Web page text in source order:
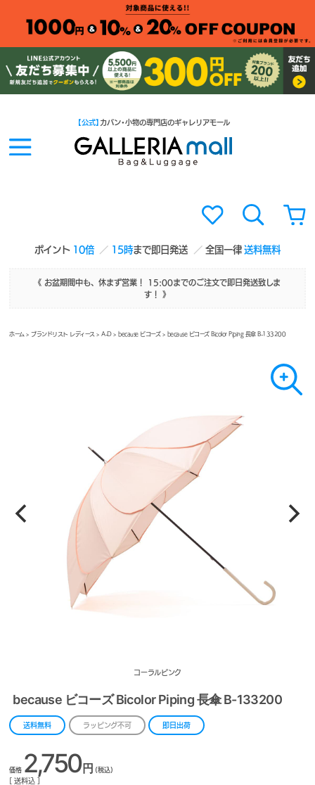
ポイント 10倍 15時まで即日発送 全国一律送料無料
【公式】 カバン・小物の専門店のギャレリアモール
《 お盆期間中も、休まず営業！ 15:00までのご注文で即日発送致しま
す！ 》
ホーム >ブランドリスト レディース >A-D> because ビコーズ> because ビコーズ Bicolor Piping 長傘 B-133200
コーラルピンク
because ビコーズ Bicolor Piping 長傘 B-133200
送料無料 ラッピング不可 即日出荷
価格 2,750円 (税込)
[ 送料込 ]